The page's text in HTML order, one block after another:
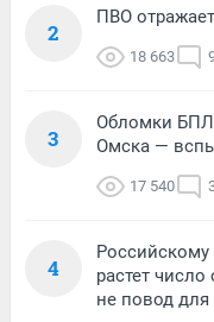
2
ПВО
18 663
3
Обломки
Омска —
17 540
4
растет
не повод для